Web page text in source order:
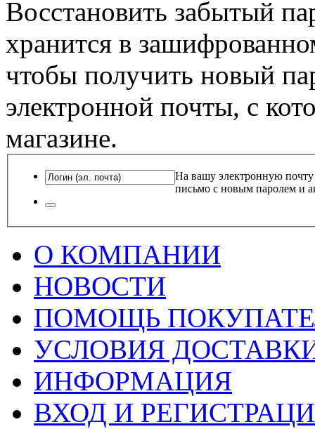
Восстановить забытый
хранится в
чтобы получить новый
электронной почты, с
магазине.
На вашу электронную почту
письмо с новым паролем и
О КОМПАНИИ
НОВОСТИ
ПОМОЩЬ
УСЛОВИЯ
ИНФОРМАЦИЯ
ВХОД И